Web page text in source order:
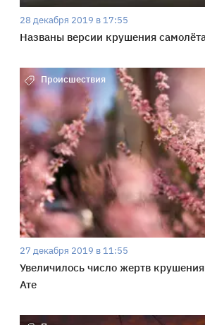
28 декабря 2019 в 17:55
Названы версии крушения
Происшествия
27 декабря 2019 в 11:55
Увеличилось число жертв
Ате